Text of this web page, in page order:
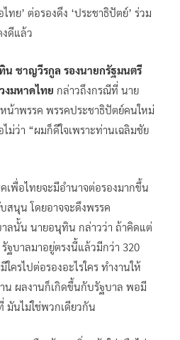
ทย’ ต่อรองดึง ‘ประชาธิปัตย์’ ร่วม
งดีแล้ว
น ชาญวีรกูล รองนายกรัฐมนตรี
งมหาดไทย กล่าวถึงกรณีที่ นาย
น้าพรรค พรรคประชาธิปัตย์คนใหม่
ม่ว่า “ผมก็ดีใจเพราะท่านเฉลิมชัย
เพื่อไทยจะมีอำนาจต่อรองมากขึ้น
สนุน โดยอาจจะดึงพรรค
าลนั้น นายอนุทิน กล่าวว่า ถ้าคิดแต่
รัฐบาลมาอยู่ตรงนี้แล้วมีกว่า 320
ครไปต่อรองอะไรใคร ทำงานให้
น ผลงานก็เกิดขึ้นกับรัฐบาล พอมี
มันไม่ใช่พวกเดียวกัน